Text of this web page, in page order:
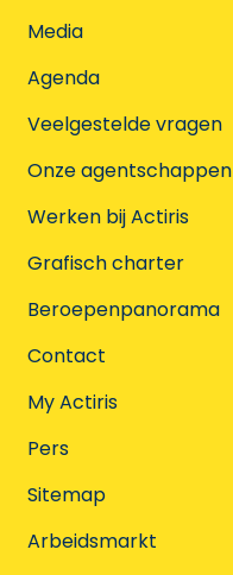
Media
Agenda
Veelgestelde vragen
Onze agentschappen
Werken bij Actiris
Grafisch charter
Beroepenpanorama
Contact
My Actiris
Pers
Sitemap
Arbeidsmarkt